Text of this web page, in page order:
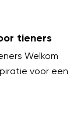
tieners
Welkom
voor een